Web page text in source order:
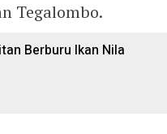
Tegalombo.
Berburu Ikan Nila